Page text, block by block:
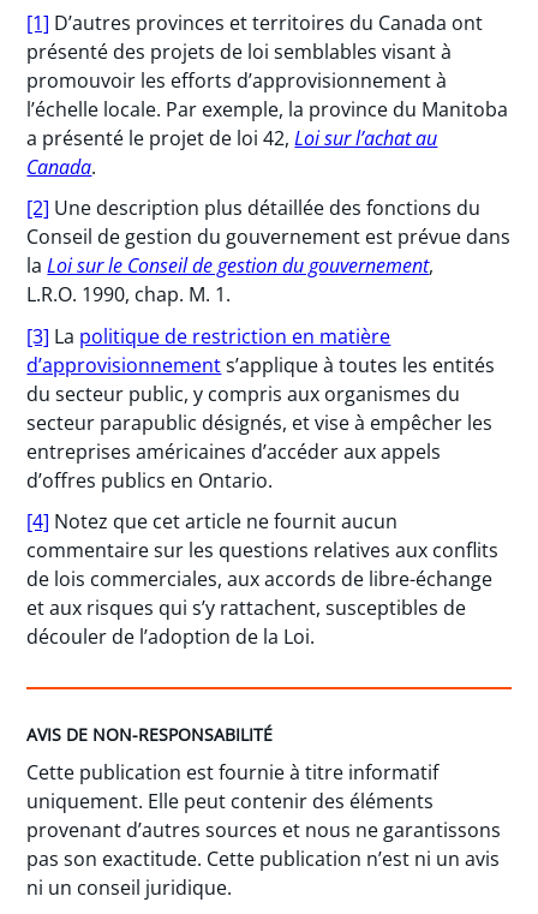
[1] D’autres provinces et territoires du Canada ont
présenté des projets de loi semblables visant à
promouvoir les efforts d’approvisionnement à
l’échelle locale. Par exemple, la province du Manitoba
a présenté le projet de loi 42,Loi sur l’achat au
Canada.
[2] Une description plus détaillée des fonctions du
Conseil de gestion du gouvernement est prévue dans
laLoi sur le Conseil de gestion du gouvernement,
L.R.O. 1990, chap. M. 1.
[3] La politique de restriction en matière
d’approvisionnements’applique à toutes les entités
du secteur public, y compris aux organismes du
secteur parapublic désignés, et vise à empêcher les
entreprises américaines d’accéder aux appels
d’offres publics en Ontario.
[4] Notez que cet article ne fournit aucun
commentaire sur les questions relatives aux conflits
de lois commerciales, aux accords de libre-échange
et aux risques qui s’y rattachent, susceptibles de
découler de l’adoption de la Loi.
AVIS DE NON-RESPONSABILITÉ
Cette publication est fournie à titre informatif
uniquement. Elle peut contenir des éléments
provenant d’autres sources et nous ne garantissons
pas son exactitude. Cette publication n’est ni un avis
ni un conseil juridique.